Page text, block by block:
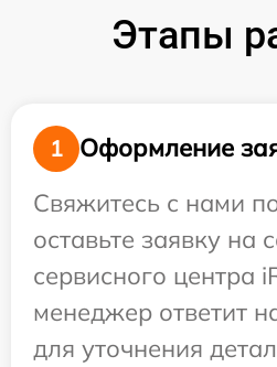
Этапы
1
Оформление
Свяжитесь с нами
оставьте заявку на
сервисного центра
менеджер ответит
для уточнения